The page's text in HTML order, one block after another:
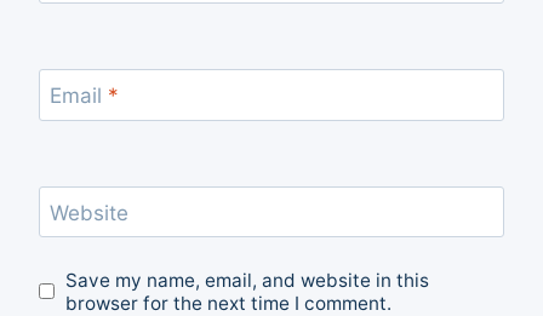
Email *
Website
Save my name, email, and website in this
browser for the next time I comment.